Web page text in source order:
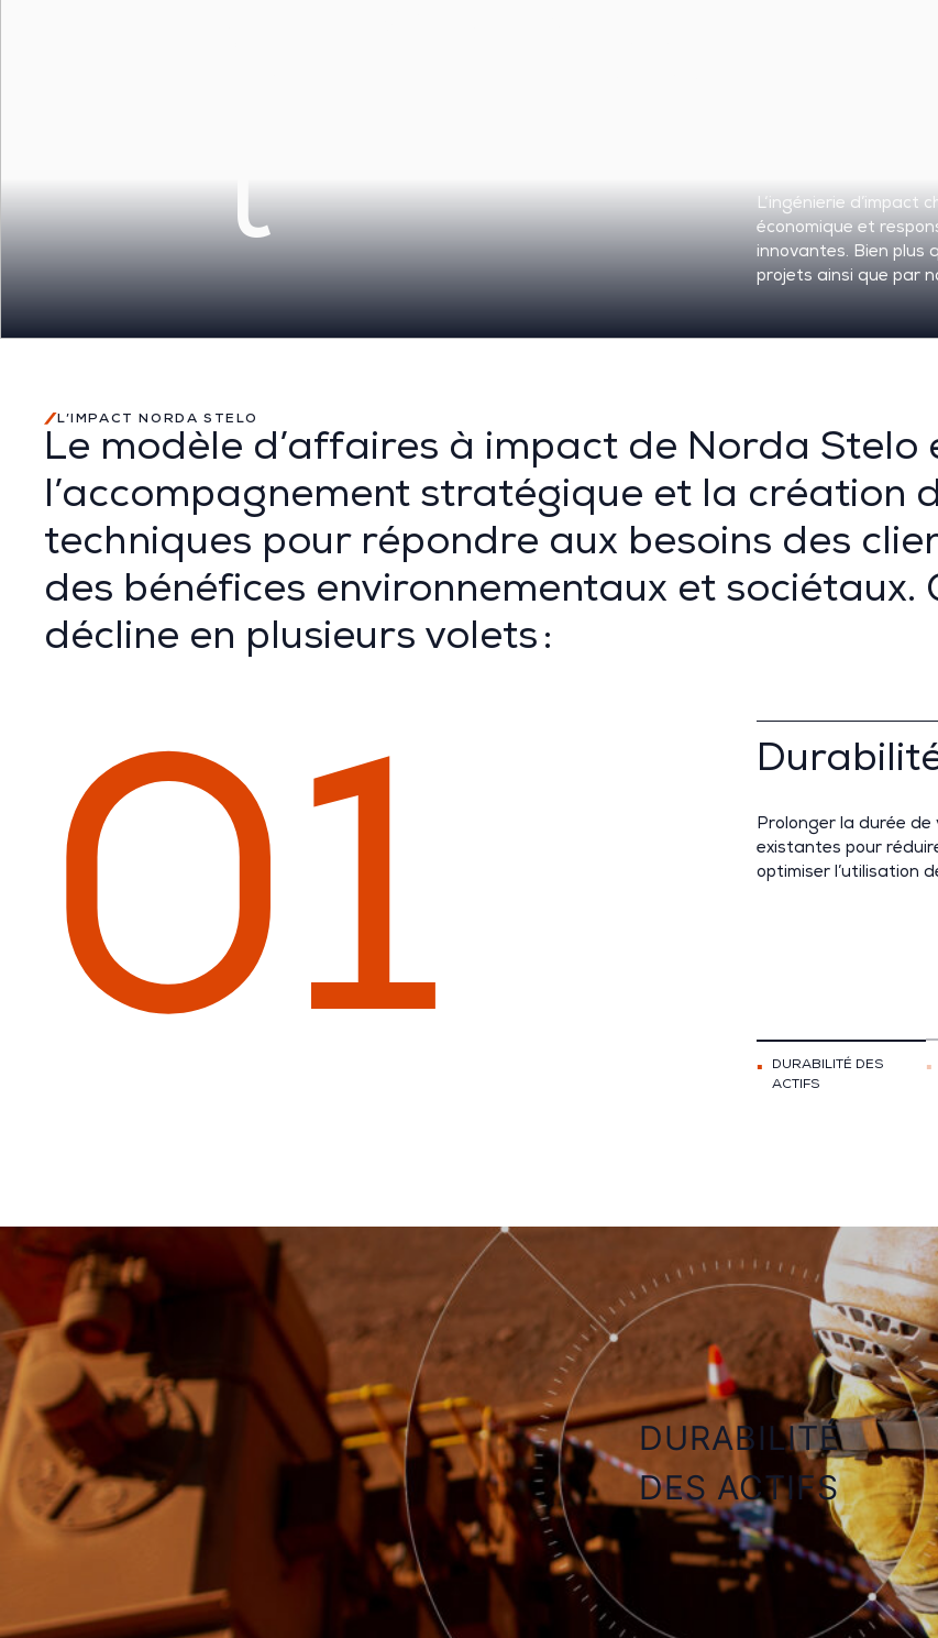
t
L‘ingénierie d’impact
économique et
innovantes. Bien plus
projets ainsi que par
L’IMPACT NORDA STELO
Le modèle d’affaires à impact de Norda Stelo
l’accompagnement stratégique et la création
techniques pour répondre aux besoins des
des bénéfices environnementaux et sociétaux.
décline en plusieurs volets :
01 Prolonger la durée de
existantes pour
optimiser l’utilisation
DURABILITÉ DES
ACTIFS
DURABILITÉ
DES ACTIFS